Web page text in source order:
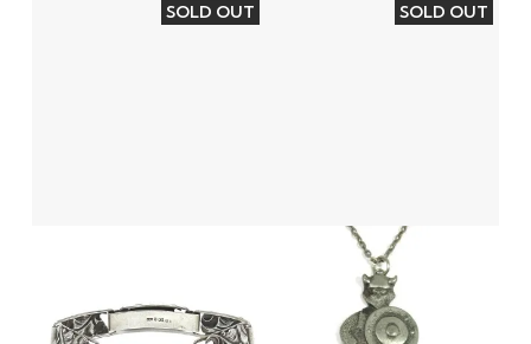
SOLD OUT SOLD OUT